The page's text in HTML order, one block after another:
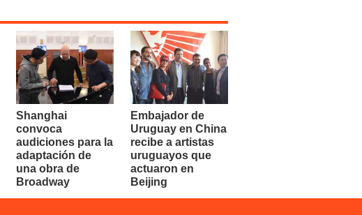
Shanghai
convoca
audiciones para la
adaptación de
una obra de
Broadway
Embajador de
Uruguay en China
recibe a artistas
uruguayos que
actuaron en
Beijing